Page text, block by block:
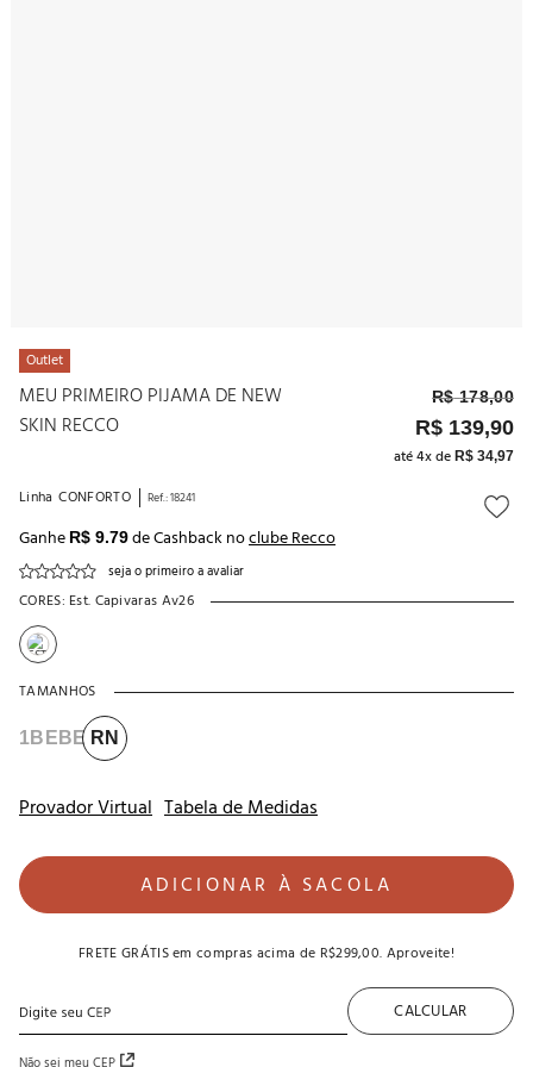
Outlet
MEU PRIMEIRO PIJAMA DE NEW
SKIN RECCO
R$ 178,00
R$ 139,90
até4x de R$ 34,97
Linha CONFORTO Ref.:18241
Ganhe R$ 9.79de Cashback noclube Recco
seja o primeiro a avaliar
CORES: Est. Capivaras Av26
TAMANHOS
1BEBE RN
Provador Virtual Tabela de Medidas
ADICIONAR À SACOLA
FRETE GRÁTISem compras acima de R$299,00. Aproveite!
CALCULAR